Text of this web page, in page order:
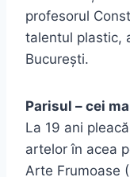
profesorul
talentul plastic,
București.
Parisul – cei
La 19 ani
artelor în acea
Arte Frumoase